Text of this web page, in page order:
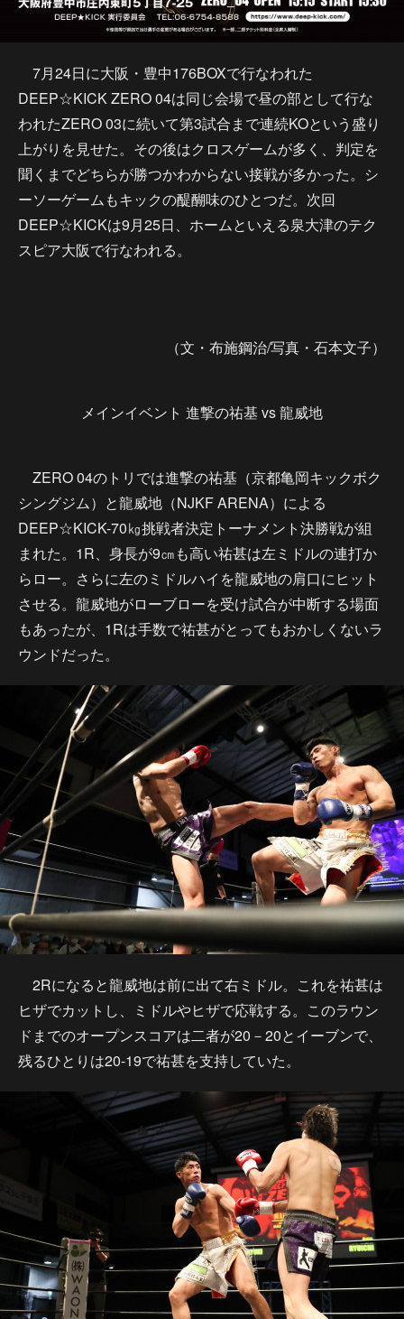
7月24日に大阪・豊中176BOXで行なわれた
DEEP☆KICK ZERO 04は同じ会場で昼の部として行な
われたZERO 03に続いて第3試合まで連続KOという盛り
上がりを見せた。その後はクロスゲームが多く、判定を
聞くまでどちらが勝つかわからない接戦が多かった。シ
ーソーゲームもキックの醍醐味のひとつだ。次回
DEEP☆KICKは9月25日、ホームといえる泉大津のテク
スピア大阪で行なわれる。
（文・布施鋼治/写真・石本文子）
メインイベント 進撃の祐基 vs 龍威地
ZERO 04のトリでは進撃の祐基（京都亀岡キックボク
シングジム）と龍威地（NJKF ARENA）による
DEEP☆KICK-70㎏挑戦者決定トーナメント決勝戦が組
まれた。1R、身長が9㎝も高い祐甚は左ミドルの連打か
らロー。さらに左のミドルハイを龍威地の肩口にヒット
させる。龍威地がローブローを受け試合が中断する場面
もあったが、1Rは手数で祐甚がとってもおかしくないラ
ウンドだった。
2Rになると龍威地は前に出て右ミドル。これを祐甚は
ヒザでカットし、ミドルやヒザで応戦する。このラウン
ドまでのオープンスコアは二者が20－20とイーブンで、
残るひとりは20-19で祐甚を支持していた。